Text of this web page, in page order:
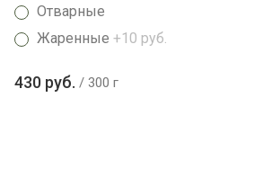
Отварные
Жаренные +10 руб.
430 руб. 300 г